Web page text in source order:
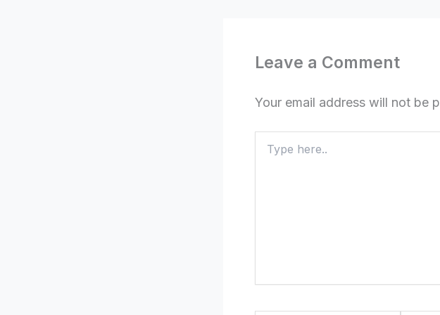
Leave a Comment
Your email address will not be
here..